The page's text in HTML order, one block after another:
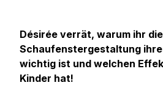
Désirée verrät, warum ihr die
Schaufenstergestaltung
wichtig ist und welchen
Kinder hat!